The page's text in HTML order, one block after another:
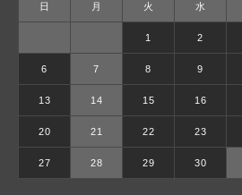
日 月 火 水
1 2
6 7 8 9
13 14 15 16
20 21 22 23
27 28 29 30